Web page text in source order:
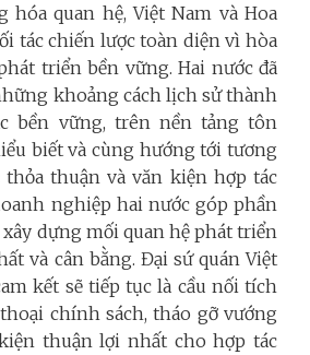
quan hệ, Việt Nam và Hoa
tác chiến lược toàn diện vì hòa
triển bền vững. Hai nước đã
khoảng cách lịch sử thành
bền vững, trên nền tảng tôn
biết và cùng hướng tới tương
thỏa thuận và văn kiện hợp tác
nghiệp hai nước góp phần
dựng mối quan hệ phát triển
và cân bằng. Đại sứ quán Việt
kết sẽ tiếp tục là cầu nối tích
chính sách, tháo gỡ vướng
thuận lợi nhất cho hợp tác